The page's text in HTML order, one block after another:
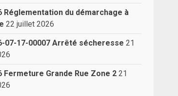
Réglementation du démarchage à
22 juillet 2026
07-17-00007 Arrêté sécheresse 21
Fermeture Grande Rue Zone 2 21